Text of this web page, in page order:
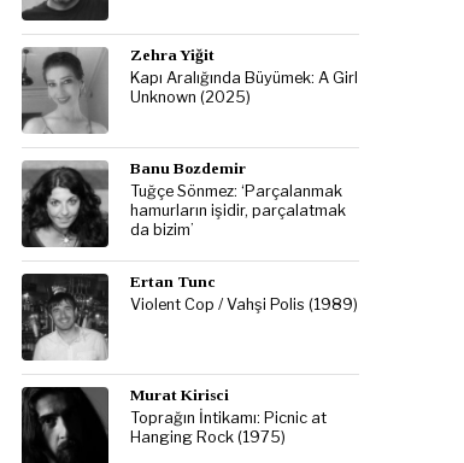
Zehra Yiğit
Kapı Aralığında Büyümek: A Girl
Unknown (2025)
Banu Bozdemir
Tuğçe Sönmez: ‘Parçalanmak
hamurların işidir, parçalatmak
da bizim’
Ertan Tunc
Violent Cop / Vahşi Polis (1989)
Murat Kirisci
Toprağın İntikamı: Picnic at
Hanging Rock (1975)